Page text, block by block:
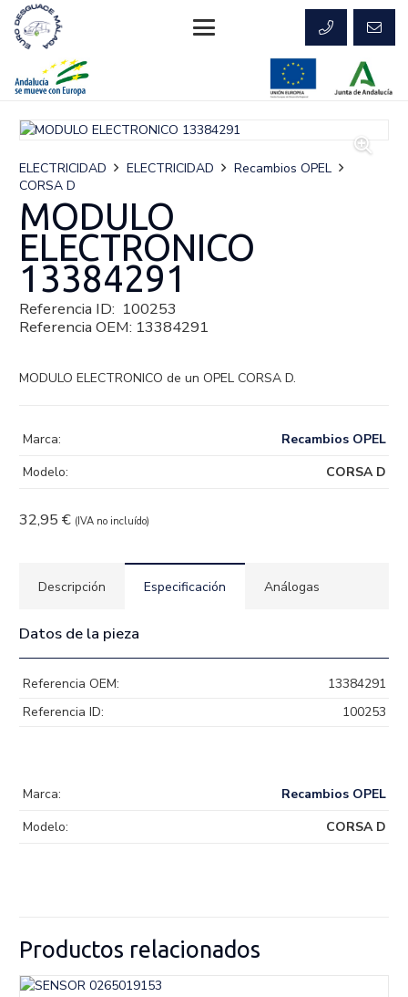
ELECTRICIDAD ELECTRICIDAD
Recambios OPEL
CORSA D
MODULO
ELECTRONICO
13384291
Referencia ID: 100253
Referencia OEM: 13384291
MODULO ELECTRONICO de un OPEL CORSA D.
32,95 € (IVA no incluído)
Marca:
Recambios OPEL
Modelo:
CORSA D
Descripción Especificación Análogas
Datos de la pieza
Referencia OEM:
13384291
Referencia ID:
100253
Marca:
Recambios OPEL
Modelo:
CORSA D
Productos relacionados